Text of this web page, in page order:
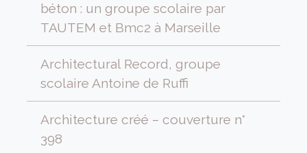
béton : un groupe scolaire par
TAUTEM et Bmc2 à Marseille
Architectural Record, groupe
scolaire Antoine de Ruffi
Architecture créé – couverture n°
398